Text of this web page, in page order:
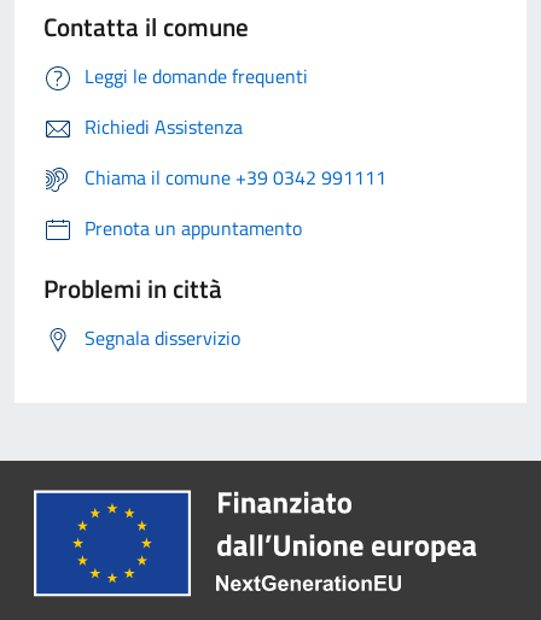
Contatta il comune
Leggi le domande frequenti
Richiedi Assistenza
Chiama il comune +39 0342 991111
Prenota un appuntamento
Problemi in città
Segnala disservizio